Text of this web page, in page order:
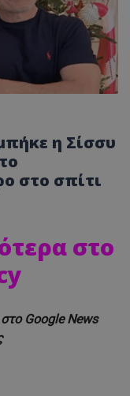
η Σίσσυ
στο σπίτι
στο
Google News